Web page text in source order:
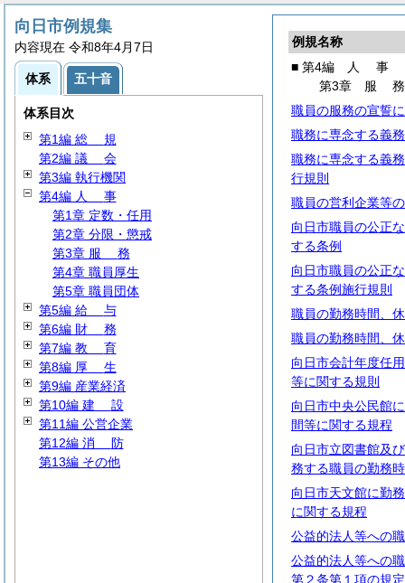
例規名称
■ 第4編
人 事
第3章 服務
職員の服務の宣誓
職務に専念する義
職務に専念する義
行規則
職員の営利企業等
向日市職員の公正
する条例
向日市職員の公正
する条例施行規則
職員の勤務時間、
職員の勤務時間、
向日市会計年度任
等に関する規則
向日市中央公民館
間等に関する規程
向日市立図書館及
務する職員の勤務
向日市天文館に勤
に関する規程
公益的法人等への
公益的法人等への
第２条第１項の規
向日市例規集
内容現在 令和8年4月7日
体系 五十音
体系目次
第1編 総 規
第2編 議 会
第3編 執行機関
第4編 人 事
第1章 定数・任用
第2章 分限・懲戒
第3章 服 務
第4章 職員厚生
第5章 職員団体
第5編 給 与
第6編 財 務
第7編 教 育
第8編 厚 生
第9編 産業経済
第10編 建 設
第11編 公営企業
第12編 消 防
第13編 その他